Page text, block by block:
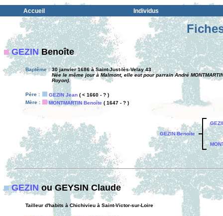
Accueil Individus
GEZINBenoîte
Baptême : 30 janvier 1686 à Saint-Just-lès-Velay 43
Née le même jour à Malmont, elle eut pour parrain André
Royon).
Père : GEZIN Jean ( < 1660 - ? )
Mère :
MONTMARTIN Benoîte ( 1647 - ? )
GEZIN Benoîte
GEZINou GEYSIN Claude
Tailleur d'habits à Chichivieu à Saint-Victor-sur-Loire